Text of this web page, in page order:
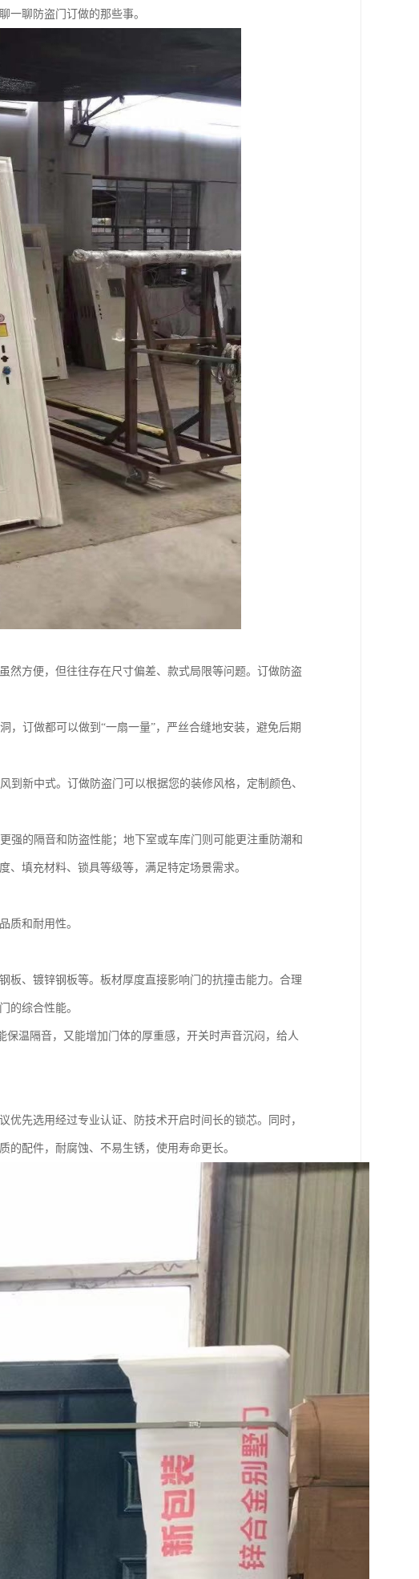
一聊防盗门订做的那些事。
然方便，但往往存在尺寸偏差、款式局限等问题。订做防盗
，订做都可以做到“一扇一量”，严丝合缝地安装，避免后期
到新中式。订做防盗门可以根据您的装修风格，定制颜色、
强的隔音和防盗性能；地下室或车库门则可能更注重防潮和
填充材料、锁具等级等，满足特定场景需求。
质和耐用性。
板、镀锌钢板等。板材厚度直接影响门的抗撞击能力。合理
的综合性能。
保温隔音，又能增加门体的厚重感，开关时声音沉闷，给人
先选用经过专业认证、防技术开启时间长的锁芯。同时，
配件，耐腐蚀、不易生锈，使用寿命更长。